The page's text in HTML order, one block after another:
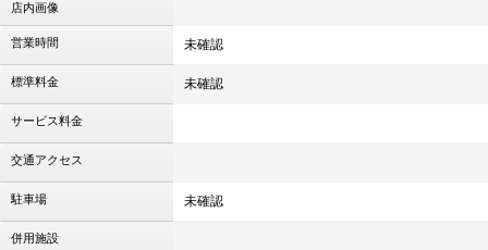
店内画像
営業時間 未確認
標準料金 未確認
サービス料金
交通アクセス
駐車場 未確認
併用施設